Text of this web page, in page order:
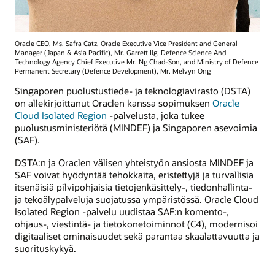
Oracle CEO, Ms. Safra Catz, Oracle Executive Vice President and General
Manager (Japan & Asia Pacific), Mr. Garrett Ilg, Defence Science And
Technology Agency Chief Executive Mr. Ng Chad-Son, and Ministry of Defence
Permanent Secretary (Defence Development), Mr. Melvyn Ong
Singaporen puolustustiede- ja teknologiavirasto (DSTA)
on allekirjoittanut Oraclen kanssa sopimuksen Oracle
Cloud Isolated Region -palvelusta, joka tukee
puolustusministeriötä (MINDEF) ja Singaporen asevoimia
(SAF).
DSTA:n ja Oraclen välisen yhteistyön ansiosta MINDEF ja
SAF voivat hyödyntää tehokkaita, eristettyjä ja turvallisia
itsenäisiä pilvipohjaisia tietojenkäsittely-, tiedonhallinta-
ja tekoälypalveluja suojatussa ympäristössä. Oracle Cloud
Isolated Region -palvelu uudistaa SAF:n komento-,
ohjaus-, viestintä- ja tietokonetoiminnot (C4), modernisoi
digitaaliset ominaisuudet sekä parantaa skaalattavuutta ja
suorituskykyä.